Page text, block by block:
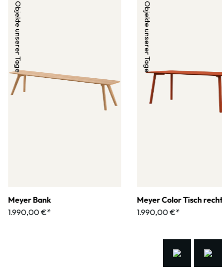
Objekte unserer Tage
Meyer Bank
1.990,00 €*
Objekte unserer Tage
Meyer Color Tisch
1.990,00 €*